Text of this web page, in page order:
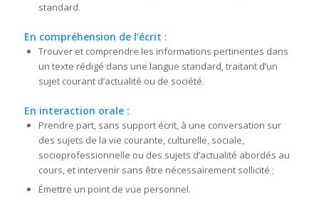
standard.
En compréhension de l’écrit :
Trouver et comprendre les informations pertinentes dans
un texte rédigé dans une langue standard, traitant d’un
sujet courant d’actualité ou de société.
En interaction orale :
Prendre part, sans support écrit, à une conversation sur
des sujets de la vie courante, culturelle, sociale,
socioprofessionnelle ou des sujets d’actualité abordés au
cours, et intervenir sans être nécessairement sollicité ;
Émettre un point de vue personnel.